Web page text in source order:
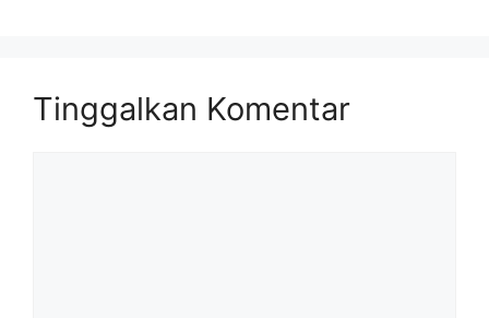
Tinggalkan Komentar